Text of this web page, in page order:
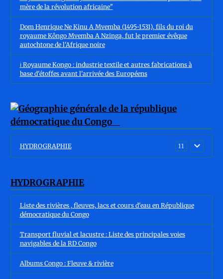
mère de la révolution africaine"
Dom Henrique Ne Kinu A Mvemba (1495-1531), fils du roi du
royaume Kôngo Mvemba A Nzinga, fut le premier évêque
autochtone de l'Afrique noire
ℹ️ Royaume Kongo : industrie textile et autres fabrications à
base d'étoffes avant l'arrivée des Européens
HYDROGRAPHIE 11
HYDROGRAPHIE
Liste des rivières , fleuves, lacs et cours d'eau en République
démocratique du Congo
Transport fluvial et lacustre : Liste des principales voies
navigables de la RD Congo
Albums Congo : Fleuve & rivière